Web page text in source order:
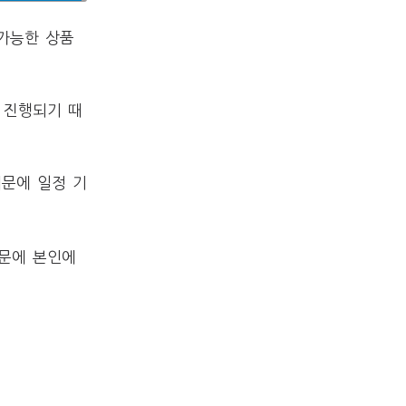
능한 상품
행되기 때
에 일정 기
에 본인에